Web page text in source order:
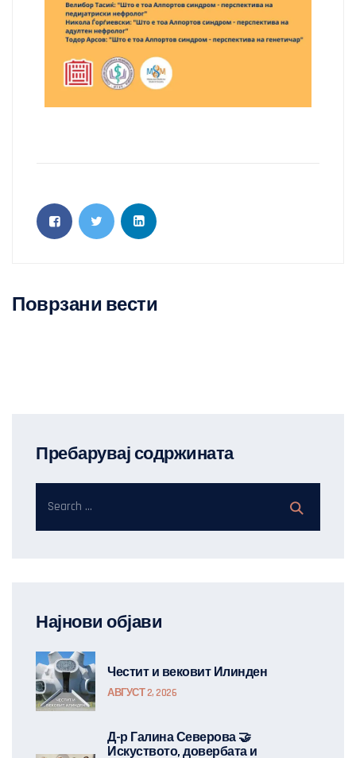
Поврзани вести
Пребарувај содржината
Најнови објави
Честит и вековит Илинден
АВГУСТ 2, 2026
Д-р Галина Северова 🤝
Искуството, довербата и